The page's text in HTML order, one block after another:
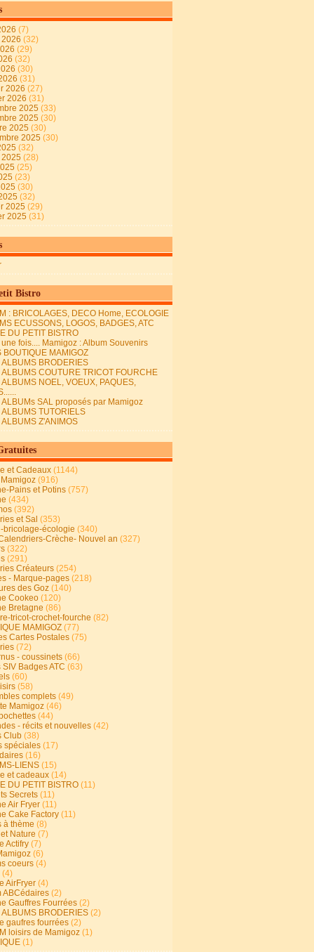
(7)
(32)
(29)
(32)
(30)
(31)
2026 (27)
2026 (31)
2025 (33)
2025 (30)
2025 (30)
2025 (30)
(32)
(28)
(25)
(23)
(30)
(32)
2025 (29)
2025 (31)
Bistro
: BRICOLAGES, DECO Home, ECOLOGIE
ECUSSONS, LOGOS, BADGES, ATC
DU PETIT BISTRO
fois.... Mamigoz : Album Souvenirs
BOUTIQUE MAMIGOZ
ALBUMS BRODERIES
ALBUMS COUTURE TRICOT FOURCHE
ALBUMS NOEL, VOEUX, PAQUES,
ALBUMs SAL proposés par Mamigoz
ALBUMS TUTORIELS
ALBUMS Z'ANIMOS
et Cadeaux (1144)
(916)
Pains et Potins (757)
(434)
(392)
et Sal (353)
bricolage-écologie (340)
Crèche- Nouvel an (327)
(322)
(291)
Créateurs (254)
- Marque-pages (218)
des Goz (140)
Cookeo (120)
Bretagne (86)
tricot-crochet-fourche (82)
MAMIGOZ (77)
Cartes Postales (75)
(72)
- coussinets (66)
Badges ATC (63)
(60)
(58)
complets (49)
Mamigoz (46)
(44)
- récits et nouvelles (42)
Club (38)
spéciales (17)
(16)
LIENS (15)
et cadeaux (14)
DU PETIT BISTRO (11)
Secrets (11)
Air Fryer (11)
Cake Factory (11)
à thème (8)
Nature (7)
Actifry (7)
(6)
coeurs (4)
(4)
AirFryer (4)
ABCédaires (2)
Gauffres Fourrées (2)
ALBUMS BRODERIES (2)
gaufres fourrées (2)
loisirs de Mamigoz (1)
(1)